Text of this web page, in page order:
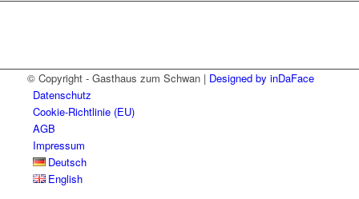
© Copyright - Gasthaus zum Schwan | Designed by inDaFace
Datenschutz
Cookie-Richtlinie (EU)
AGB
Impressum
Deutsch
English